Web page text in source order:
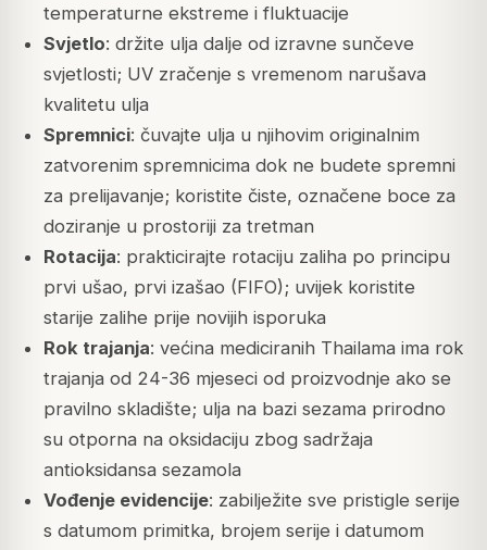
temperaturne ekstreme i fluktuacije
Svjetlo: držite ulja dalje od izravne sunčeve
svjetlosti; UV zračenje s vremenom narušava
kvalitetu ulja
Spremnici: čuvajte ulja u njihovim originalnim
zatvorenim spremnicima dok ne budete spremni
za prelijavanje; koristite čiste, označene boce za
doziranje u prostoriji za tretman
Rotacija: prakticirajte rotaciju zaliha po principu
prvi ušao, prvi izašao (FIFO); uvijek koristite
starije zalihe prije novijih isporuka
Rok trajanja: većina mediciranih Thailama ima rok
trajanja od 24-36 mjeseci od proizvodnje ako se
pravilno skladište; ulja na bazi sezama prirodno
su otporna na oksidaciju zbog sadržaja
antioksidansa sezamola
Vođenje evidencije: zabilježite sve pristigle serije
s datumom primitka, brojem serije i datumom